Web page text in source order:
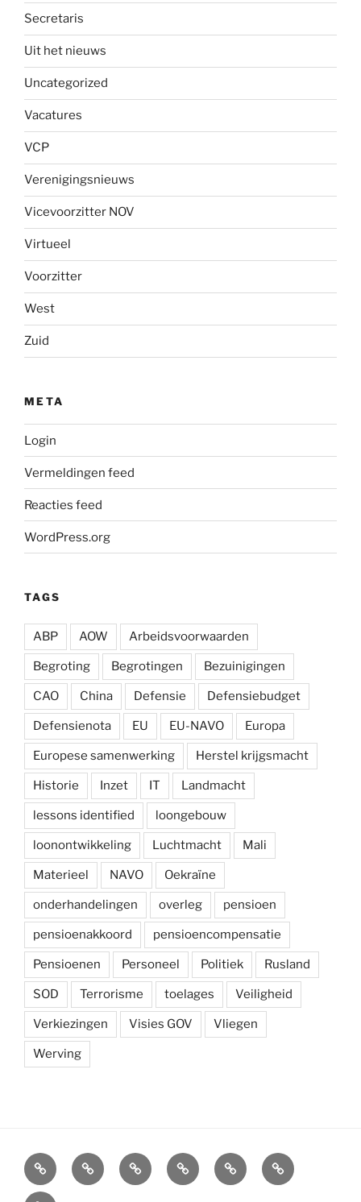
Secretaris
Uit het nieuws
Uncategorized
Vacatures
VCP
Verenigingsnieuws
Vicevoorzitter NOV
Virtueel
Voorzitter
West
Zuid
META
Login
Vermeldingen feed
Reacties feed
WordPress.org
TAGS
ABP AOW Arbeidsvoorwaarden
Begroting Begrotingen Bezuinigingen
CAO China Defensie Defensiebudget
Defensienota EU EU-NAVO Europa
Europese samenwerking Herstel krijgsmacht
Historie Inzet IT Landmacht
lessons identified loongebouw
loonontwikkeling Luchtmacht Mali
Materieel NAVO Oekraïne
onderhandelingen overleg pensioen
pensioenakkoord pensioencompensatie
Pensioenen Personeel Politiek Rusland
SOD Terrorisme toelages Veiligheid
Verkiezingen Visies GOV Vliegen
Werving
Arbeidsvoorwaarden
Carré
Onze
krijgsmacht
Ledenvoordelen
AfdelingenSymposium